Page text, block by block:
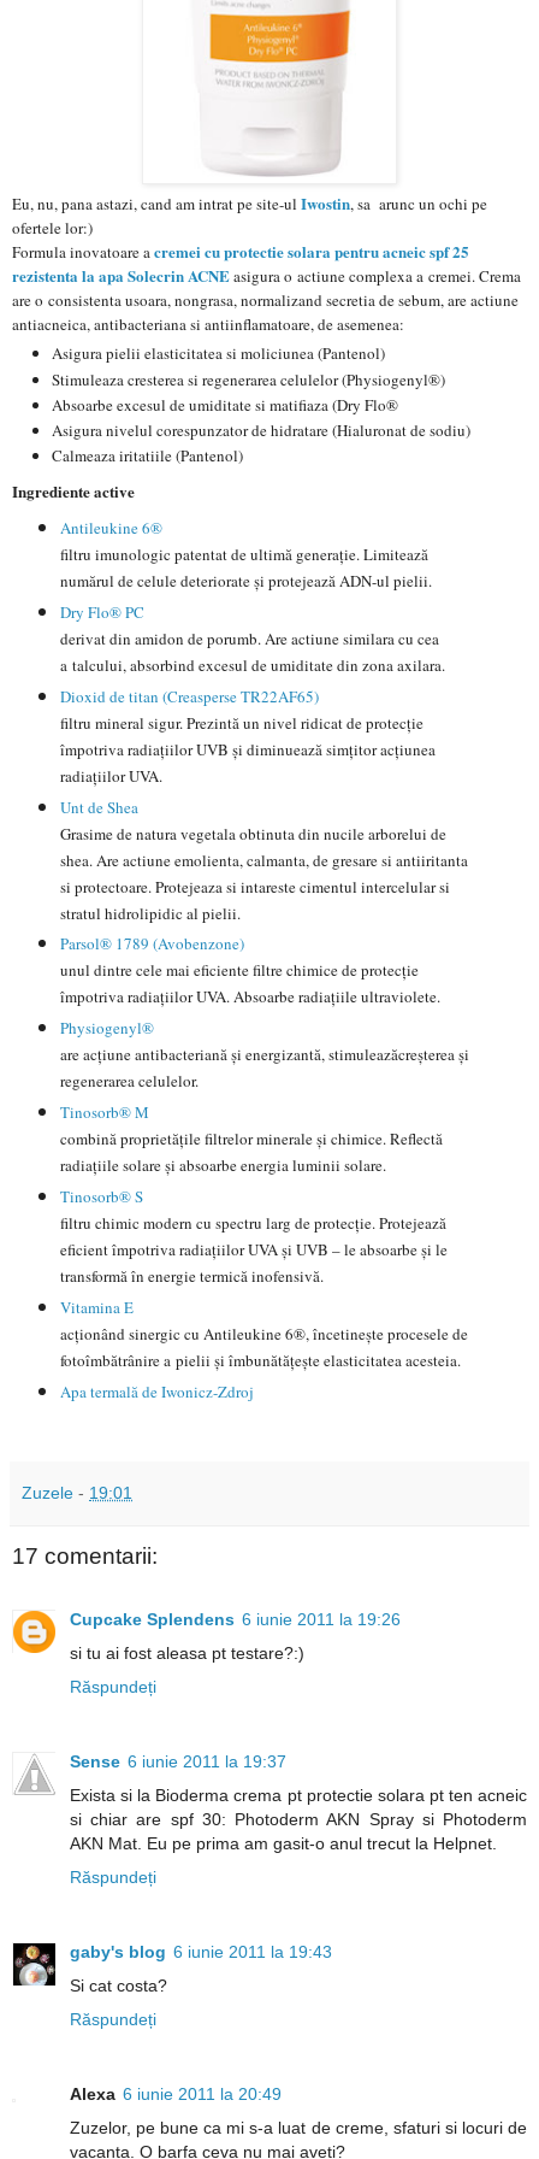
Eu, nu, pana astazi, cand am intrat pe site-ul Iwostin, sa arunc un ochi pe
ofertele lor:)
Formula inovatoare acremei cu protectie solara pentru acneic spf 25
rezistenta la apa Solecrin ACNEasigura o actiune complexa a cremei.Crema
are o consistenta usoara, nongrasa, normalizand secretia de sebum, are actiune
antiacneica, antibacteriana si antiinflamatoare, de asemenea:
Asigura pielii elasticitatea si moliciunea (Pantenol)
Stimuleaza cresterea si regenerarea celulelor (Physiogenyl®)
Absoarbe excesul de umiditate si matifiaza (Dry Flo®
Asigura nivelul corespunzator de hidratare (Hialuronat de sodiu)
Calmeaza iritatiile(Pantenol)
Ingrediente active
Antileukine 6®
filtru imunologic patentat de ultimă generaţie. Limitează
numărul de celule deteriorate şi protejează ADN-ul pielii.
Dry Flo® PC
derivat din amidon de porumb. Are actiune similara cu cea
a talcului, absorbind excesul de umiditate din zona axilara.
Dioxid de titan (Creasperse TR22AF65)
filtru mineral sigur. Prezintă un nivel ridicat de protecţie
împotriva radiaţiilor UVB şi diminuează simţitor acţiunea
radiaţiilor UVA.
Unt de Shea
Grasime de natura vegetala obtinuta din nucile arborelui de
shea. Are actiune emolienta, calmanta, de gresare si antiiritanta
si protectoare. Protejeaza si intareste cimentul intercelular si
stratul hidrolipidic al pielii.
Parsol® 1789 (Avobenzone)
unul dintre cele mai eficiente filtre chimice de protecţie
împotriva radiaţiilor UVA. Absoarbe radiaţiile ultraviolete.
Physiogenyl®
are acţiune antibacteriană şi energizantă, stimuleazăcreşterea şi
regenerarea celulelor.
Tinosorb® M
combină proprietăţile filtrelor minerale şi chimice. Reflectă
radiaţiile solare şi absoarbe energia luminii solare.
Tinosorb® S
filtru chimic modern cu spectru larg de protecţie. Protejează
eficient împotriva radiaţiilor UVA şi UVB – le absoarbe şi le
transformă în energie termică inofensivă.
Vitamina E
acţionând sinergic cu Antileukine 6®, încetineşte procesele de
fotoîmbătrânire a pielii şi îmbunătăţeşte elasticitatea acesteia.
Apa termală de Iwonicz-Zdroj
Zuzele - 19:01
17 comentarii:
Cupcake Splendens 6 iunie 2011 la 19:26
si tu ai fost aleasa pt testare?:)
Răspundeți
Sense 6 iunie 2011 la 19:37
Exista si la Bioderma crema pt protectie solara pt ten acneic
si chiar are spf 30: Photoderm AKN Spray si Photoderm
AKN Mat. Eu pe prima am gasit-o anul trecut la Helpnet.
Răspundeți
gaby's blog 6 iunie 2011 la 19:43
Si cat costa?
Răspundeți
Alexa 6 iunie 2011 la 20:49
Zuzelor, pe bune ca mi s-a luat de creme, sfaturi si locuri de
vacanta. O barfa ceva nu mai aveti?